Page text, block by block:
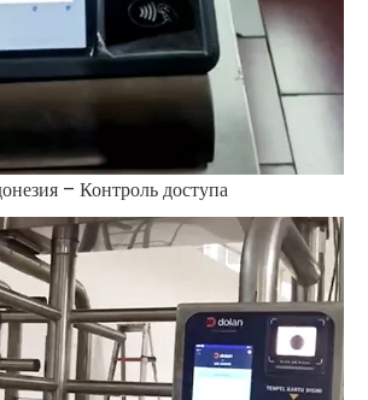
– Контроль доступа